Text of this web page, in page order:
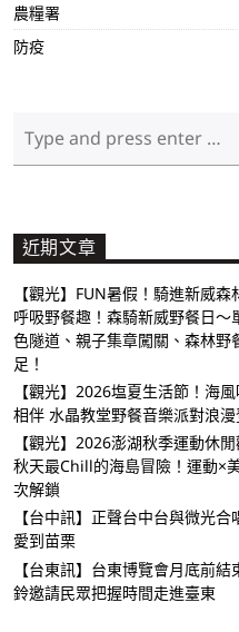
農糧署
防疫
近期文章
【觀光】FUN暑假！騎進新威森
呼吸野餐趣！森騎新威野餐日～
色隧道、親子集章闖關、森林野
足！
【觀光】2026塩夏生活節！海
相伴 水晶教堂野餐音樂派對浪漫
【觀光】2026澎湖秋季運動休
秋天最Chill的海島冒險！運動×
次解鎖
【台中訊】正聲台中台與微光
愛到苗栗
【台東訊】台東博覽會月底前結
鈴邀請民眾把握時間走進臺東